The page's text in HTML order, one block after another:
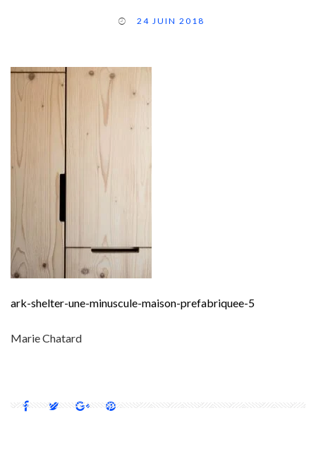
24 JUIN 2018
ark-shelter-une-minuscule-maison-prefabriquee-5
Marie Chatard